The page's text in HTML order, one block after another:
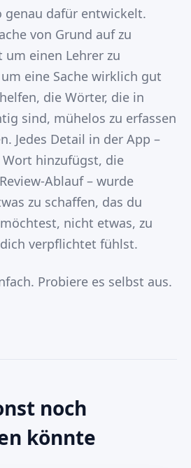
genau dafür entwickelt.
von Grund auf zu
einen Lehrer zu
eine Sache wirklich gut
die Wörter, die in
sind, mühelos zu erfassen
Jedes Detail in der App –
hinzufügst, die
Ablauf – wurde
zu schaffen, das du
nicht etwas, zu
verpflichtet fühlst.
Probiere es selbst aus.
noch
könnte